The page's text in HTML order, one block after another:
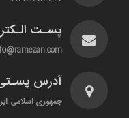
پسـت
آدرس
جمهوری اسلامی